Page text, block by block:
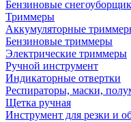
Бензиновые
Триммеры
Аккумуляторные
Бензиновые триммеры
Электрические триммеры
Ручной инструмент
Индикаторные отвертки
Респираторы, маски,
Щетка ручная
Инструмент для резки и